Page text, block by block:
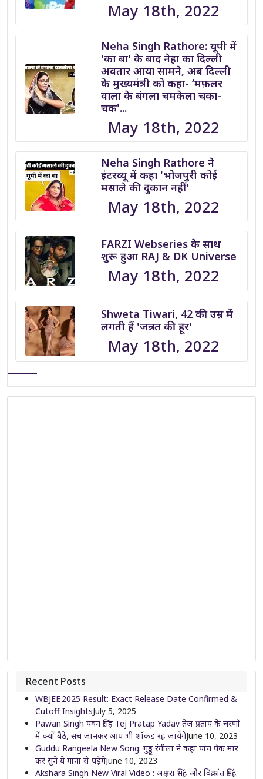
May 18th, 2022
Neha Singh Rathore: यूपी में
'का बा' के बाद नेहा का दिल्ली
अवतार आया सामने, अब दिल्ली
के मुख्यमंत्री को कहा- ‘मफ़लर
वाला के बंगला चमकेला चका-
चक'...
May 18th, 2022
Neha Singh Rathore ने
इंटरव्यू में कहा 'भोजपुरी कोई
मसाले की दुकान नहीं'
May 18th, 2022
FARZI Webseries के साथ
शुरू हुआ RAJ & DK Universe
May 18th, 2022
Shweta Tiwari, 42 की उम्र में
लगती हैं 'जन्नत की हूर'
May 18th, 2022
Recent Posts
WBJEE 2025 Result: Exact Release Date Confirmed &
Cutoff InsightsJuly 5, 2025
Pawan Singh पवन सिंह Tej Pratap Yadav तेज प्रताप के चरणों
में क्यों बैठे, सच जानकर आप भी शॉकड रह जायेंगेJune 10, 2023
Guddu Rangeela New Song: गुड्डू रंगीला ने कहा पांच पैक मार
कर सुने ये गाना रो पड़ेंगेJune 10, 2023
Akshara Singh New Viral Video : अक्षरा सिंह और विक्रांत सिंह